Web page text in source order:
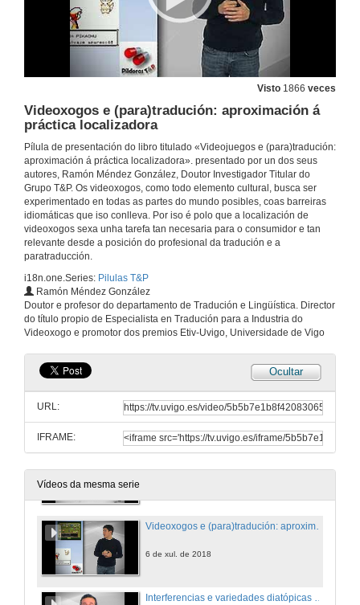
Visto 1866 veces
Videoxogos e (para)tradución: aproximación á
práctica localizadora
Pílula de presentación do libro titulado «Videojuegos e (para)tradución:
aproximación á práctica localizadora». presentado por un dos seus
autores, Ramón Méndez González, Doutor Investigador Titular do
Grupo T&P. Os videoxogos, como todo elemento cultural, busca ser
experimentado en todas as partes do mundo posibles, coas barreiras
idiomáticas que iso conlleva. Por iso é polo que a localización de
videoxogos sexa unha tarefa tan necesaria para o consumidor e tan
relevante desde a posición do profesional da tradución e a
paratraducción.
i18n.one.Series: Pilulas T&P
Ramón Méndez González
Doutor e profesor do departamento de Tradución e Lingüística. Director
do título propio de Especialista en Tradución para a Industria do
Videoxogo e promotor dos premios Etiv-Uvigo, Universidade de Vigo
Ocultar
URL:
IFRAME:
Vídeos da mesma serie
20 de maio de 2021
Transdisciplinaridade e formação em tradução: um diálogo com os cursos de Tradução e Interpretação da UVigo
12 de mar. de 2020
Paratradução Publicitária: Análise Paratradutiva de Traillers e Teasers das Séries Originais da Netflix: «La Casa de Papel» e «Orange Is The New Black»
12 de mar. de 2020
A cultura e a memoria na relación entre España e Francia
6 de set. de 2018
Política e cultura na relación entre España e Francia I
O século XIX, da Guerra de Independencia á crise de 98
6 de ago. de 2018
Política e cultura na relación entre España e Francia II
6 de xul. de 2018
Interferencias e variedades diatópicas nos rasgos ortográficos e ortotipográficos de textos turísticos traducidos do español ó inglés